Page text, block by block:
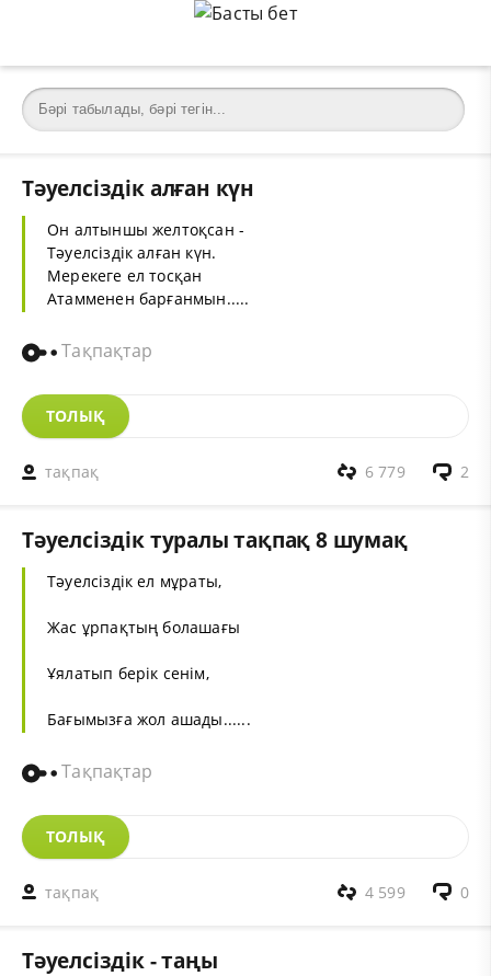
Тәуелсіздік алған күн
Он алтыншы желтоқсан -
Тәуелсіздік алған күн.
Мерекеге ел тосқан
Атамменен барғанмын.....
Тақпақтар
ТОЛЫҚ
тақпақ 2
6 779
Тәуелсіздік туралы тақпақ 8 шумақ
Тәуелсіздік ел мұраты,
Жас ұрпақтың болашағы
Ұялатып берік сенім,
Бағымызға жол ашады......
Тақпақтар
ТОЛЫҚ
тақпақ 0
4 599
Тәуелсіздік - таңы